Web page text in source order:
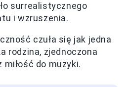
surrealistycznego
i wzruszenia.
czuła się jak jedna
rodzina, zjednoczona
miłość do muzyki.